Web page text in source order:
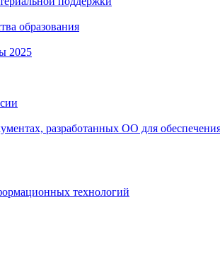
образования
2025
разработанных ОО для обеспечения
технологий